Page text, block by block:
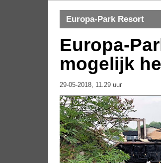
Europa-Park Resort
Europa-
mogelijk
29-05-2018, 11.29 uur